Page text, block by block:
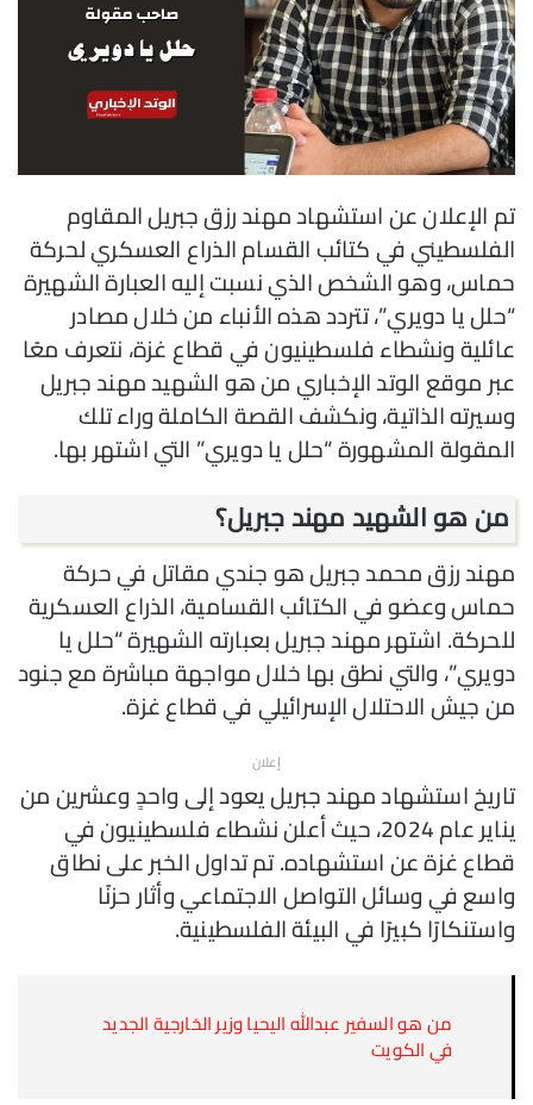
تم الإعلان عن استشهاد مهند رزق جبريل المقاوم
الفلسطيني في كتائب القسام الذراع العسكري لحركة
حماس، وهو الشخص الذي نسبت إليه العبارة الشهيرة
“حلل يا دويري”، تتردد هذه الأنباء من خلال مصادر
عائلية ونشطاء فلسطينيون في قطاع غزة، نتعرف معًا
عبر موقع الوتد الإخباري من هو الشهيد مهند جبريل
وسيرته الذاتية، ونكشف القصة الكاملة وراء تلك
المقولة المشهورة “حلل يا دويري” التي اشتهر بها.
من هو الشهيد مهند جبريل؟
مهند رزق محمد جبريل هو جندي مقاتل في حركة
حماس وعضو في الكتائب القسامية، الذراع العسكرية
للحركة. اشتهر مهند جبريل بعبارته الشهيرة “حلل يا
دويري”، والتي نطق بها خلال مواجهة مباشرة مع جنود
من جيش الاحتلال الإسرائيلي في قطاع غزة.
إعلان
تاريخ استشهاد مهند جبريل يعود إلى واحدٍ وعشرين من
يناير عام 2024، حيث أعلن نشطاء فلسطينيون في
قطاع غزة عن استشهاده. تم تداول الخبر على نطاق
واسع في وسائل التواصل الاجتماعي وأثار حزنًا
واستنكارًا كبيرًا في البيئة الفلسطينية.
من هو السفير عبدالله اليحيا وزير الخارجية الجديد
في الكويت